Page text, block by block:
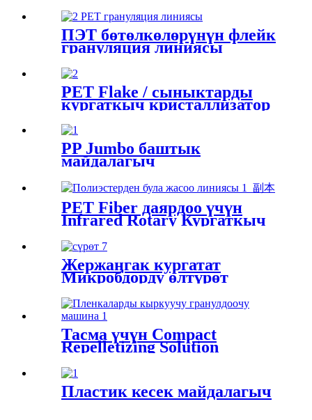
кургаткыч
ПЭТ бөтөлкөлөрүнүн флейк
грануляция линиясы
PET Flake / сыныктарды
кургаткыч кристаллизатор
PP Jumbo баштык
майдалагыч
PET Fiber даярдоо үчүн
Infrared Rotary Кургаткыч
Жержаңгак кургатат
Микробдорду өлтүрөт
Тасма үчүн Compact
Repelletizing Solution
Пластик кесек майдалагыч